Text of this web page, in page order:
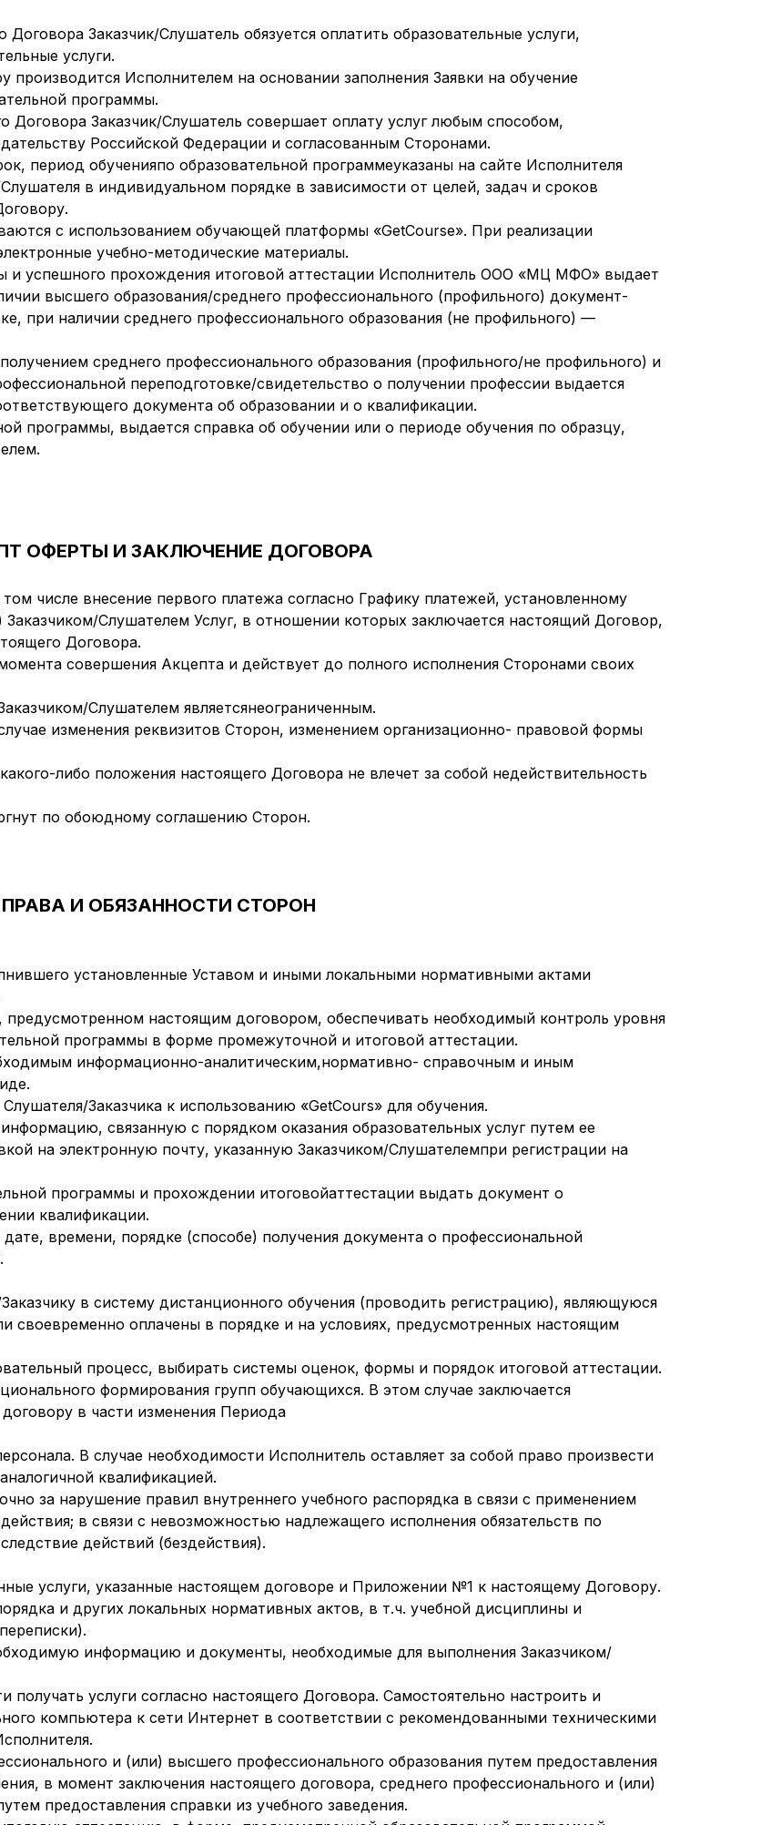
Заказчик/Слушатель обязуется оплатить образовательные услуги,
услуги.
производится Исполнителем на основании заполнения Заявки на обучение
программы.
Договора Заказчик/Слушатель совершает оплату услуг любым способом,
Российской Федерации и согласованным Сторонами.
период обученияпо образовательной программеуказаны на сайте Исполнителя
в индивидуальном порядке в зависимости от целей, задач и сроков
с использованием обучающей платформы «GetCourse». При реализации
учебно-методические материалы.
и успешного прохождения итоговой аттестации Исполнитель ООО «МЦ МФО» выдает
высшего образования/среднего профессионального (профильного) документ-
при наличии среднего профессионального образования (не профильного) —
среднего профессионального образования (профильного/не профильного) и
переподготовке/свидетельство о получении профессии выдается
документа об образовании и о квалификации.
программы, выдается справка об обучении или о периоде обучения по образцу,
ОФЕРТЫ И ЗАКЛЮЧЕНИЕ ДОГОВОРА
числе внесение первого платежа согласно Графику платежей, установленному
Слушателем Услуг, в отношении которых заключается настоящий Договор,
Договора.
совершения Акцепта и действует до полного исполнения Сторонами своих
Слушателем являетсянеограниченным.
изменения реквизитов Сторон, изменением организационно- правовой формы
либо положения настоящего Договора не влечет за собой недействительность
по обоюдному соглашению Сторон.
ПРАВА И ОБЯЗАННОСТИ СТОРОН
установленные Уставом и иными локальными нормативными актами
предусмотренном настоящим договором, обеспечивать необходимый контроль уровня
программы в форме промежуточной и итоговой аттестации.
информационно-аналитическим,нормативно- справочным и иным
Заказчика к использованию «GetCours» для обучения.
связанную с порядком оказания образовательных услуг путем ее
на электронную почту, указанную Заказчиком/Слушателемпри регистрации на
программы и прохождении итоговойаттестации выдать документ о
квалификации.
времени, порядке (способе) получения документа о профессиональной
в систему дистанционного обучения (проводить регистрацию), являющуюся
своевременно оплачены в порядке и на условиях, предусмотренных настоящим
процесс, выбирать системы оценок, формы и порядок итоговой аттестации.
формирования групп обучающихся. В этом случае заключается
в части изменения Периода
В случае необходимости Исполнитель оставляет за собой право произвести
квалификацией.
за нарушение правил внутреннего учебного распорядка в связи с применением
в связи с невозможностью надлежащего исполнения обязательств по
действий (бездействия).
услуги, указанные настоящем договоре и Приложении №1 к настоящему Договору.
и других локальных нормативных актов, в т.ч. учебной дисциплины и
информацию и документы, необходимые для выполнения Заказчиком/
получать услуги согласно настоящего Договора. Самостоятельно настроить и
компьютера к сети Интернет в соответствии с рекомендованными техническими
и (или) высшего профессионального образования путем предоставления
в момент заключения настоящего договора, среднего профессионального и (или)
предоставления справки из учебного заведения.